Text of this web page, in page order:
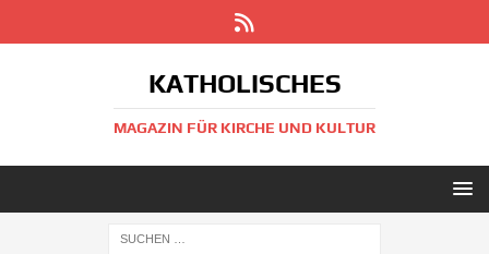
KATHOLISCHES
MAGAZIN FÜR KIRCHE UND KULTUR